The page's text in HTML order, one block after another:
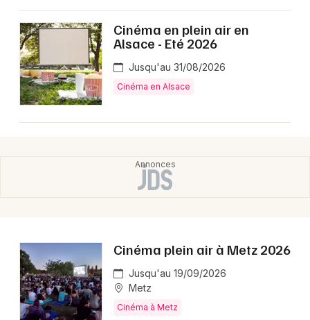
Concerts
Sports
Soirées
Newsletter des sorties
Nantes
Nice
Paris
Strasbourg
Toulouse
Cinéma en plein air en
Alsace - Eté 2026
Jusqu'au 31/08/2026
Cinéma en Alsace
Cinéma plein air à Metz 2026
Jusqu'au 19/09/2026
Metz
Cinéma à Metz